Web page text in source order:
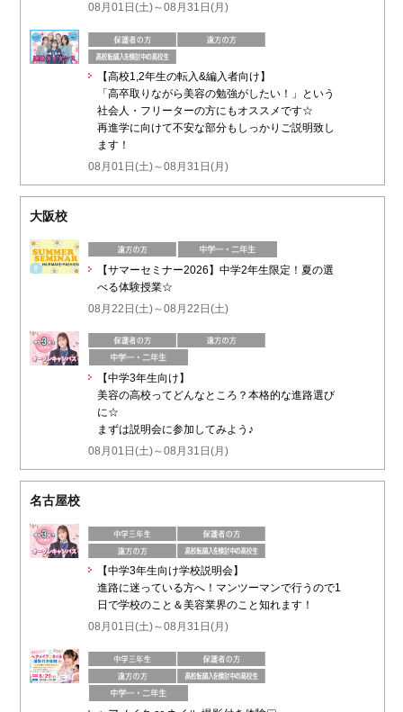
08月01日(土)～08月31日(月)
【高校1,2年生の転入&編入者向け】
「高卒取りながら美容の勉強がしたい！」という
社会人・フリーターの方にもオススメです☆
再進学に向けて不安な部分もしっかりご説明致し
ます！
08月01日(土)～08月31日(月)
大阪校
【サマーセミナー2026】中学2年生限定！夏の選
べる体験授業☆
08月22日(土)～08月22日(土)
【中学3年生向け】
美容の高校ってどんなところ？本格的な進路選び
に☆
まずは説明会に参加してみよう♪
08月01日(土)～08月31日(月)
名古屋校
【中学3年生向け学校説明会】
進路に迷っている方へ！マンツーマンで行うので1
日で学校のこと＆美容業界のこと知れます！
08月01日(土)～08月31日(月)